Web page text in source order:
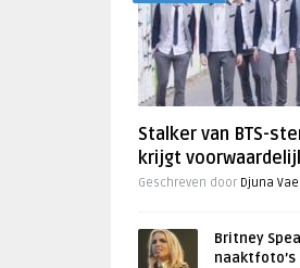
Stalker van BTS-
krijgt
Geschreven door Djuna
Britney
naaktfoto’s